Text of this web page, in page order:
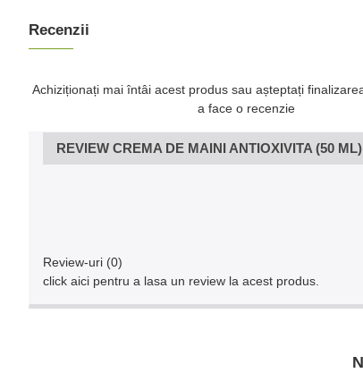
Recenzii
Achiziționați mai întâi acest produs sau așteptați
a face o recenzie
REVIEW CREMA DE MAINI ANTIOXIVITA (50
Review-uri (0)
click aici pentru a lasa un review la acest produs.